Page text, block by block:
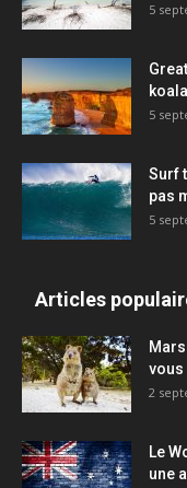
5
5
Surf
pas
5
Articles
vous
2
Le
une